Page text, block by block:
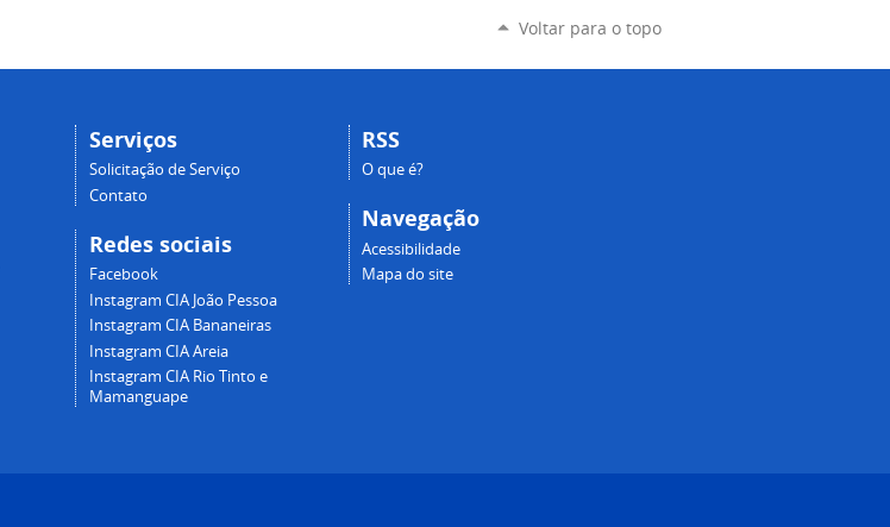
Voltar para o topo
Serviços
Solicitação de Serviço
Contato
Redes sociais
Facebook
Instagram CIA João Pessoa
Instagram CIA Bananeiras
Instagram CIA Areia
Instagram CIA Rio Tinto e
Mamanguape
RSS
O que é?
Navegação
Acessibilidade
Mapa do site